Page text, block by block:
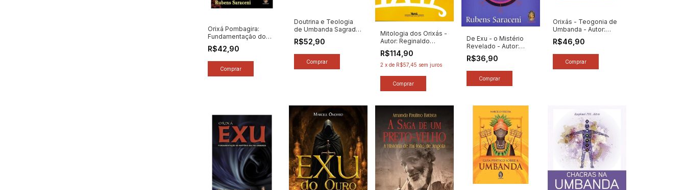
Orixá Pombagira:
Fundamentação do
Mistério Exu na
Umbanda - Autor:
(2026) [novo]
R$42,90
Doutrina e Teologia
de Umbanda Sagrada
- Autor: Rubens
Saraceni (2026) [novo]
R$52,90
Mitologia dos Orixás -
Autor: Reginaldo
Prandi (2019) [novo]
R$114,90
2 x de R$57,45 sem juros
De Exu - o Mistério
Revelado - Autor:
Rubens Saraceni
(2025) [novo]
R$36,90
Orixás - Teogonia de
Umbanda - Autor:
Rubens Saraceni
(2026) [novo]
R$46,90